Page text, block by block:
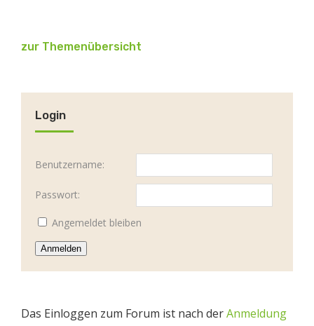
zur Themenübersicht
Login
Benutzername:
Passwort:
Angemeldet bleiben
Anmelden
Das Einloggen zum Forum ist nach derAnmeldung